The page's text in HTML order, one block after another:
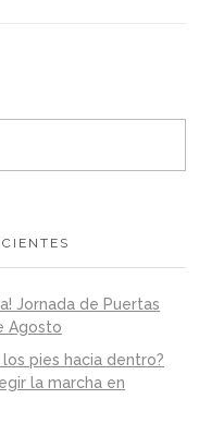
Jornada de Puertas
Agosto
pies hacia dentro?
la marcha en